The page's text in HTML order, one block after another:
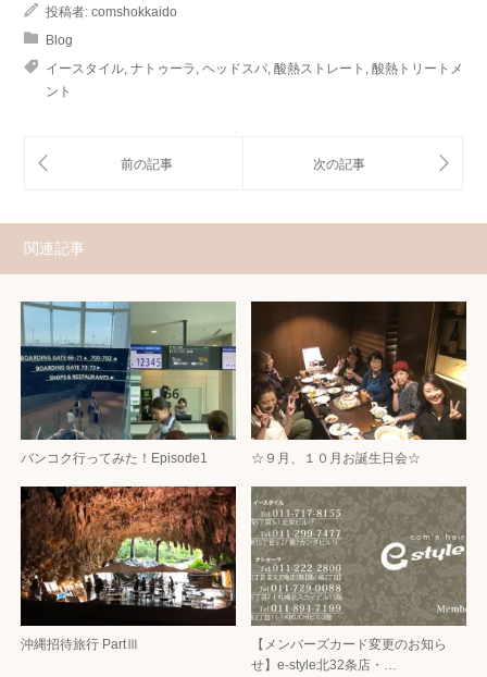
投稿者: comshokkaido
Blog
イースタイル, ナトゥーラ , ヘッドスパ, 酸熱ストレート , 酸熱トリートメ
ント
関連記事
バンコク行ってみた！Episode1 ☆９月、１０月お誕生日会☆
沖縄招待旅行 PartⅢ
【メンバーズカード変更のお知ら
せ】e-style北32条店・…